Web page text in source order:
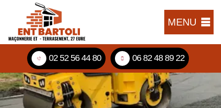
MENU
02 52 56 44 80 06 82 48 89 22